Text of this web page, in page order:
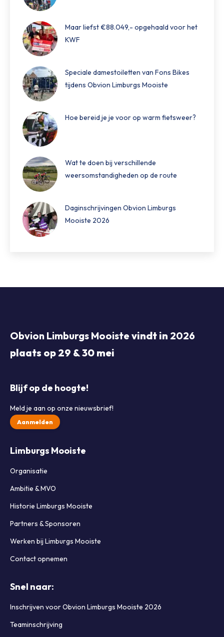
Maar liefst €88.049,- opgehaald voor het
KWF
Speciale damestoiletten van Fons Bikes
tijdens Obvion Limburgs Mooiste
Hoe bereid je je voor op warm fietsweer?
Wat te doen bij verschillende
weersomstandigheden op de route
Daginschrijvingen Obvion Limburgs
Mooiste 2026
Obvion Limburgs Mooiste vindt in 2026
plaats op 29 & 30 mei
Blijf op de hoogte!
Meld je aan op onze nieuwsbrief!
Aanmelden
Limburgs Mooiste
Organisatie
Ambitie & MVO
Historie Limburgs Mooiste
Partners & Sponsoren
Werken bij Limburgs Mooiste
Contact opnemen
Snel naar:
Inschrijven voor Obvion Limburgs Mooiste 2026
Teaminschrijving